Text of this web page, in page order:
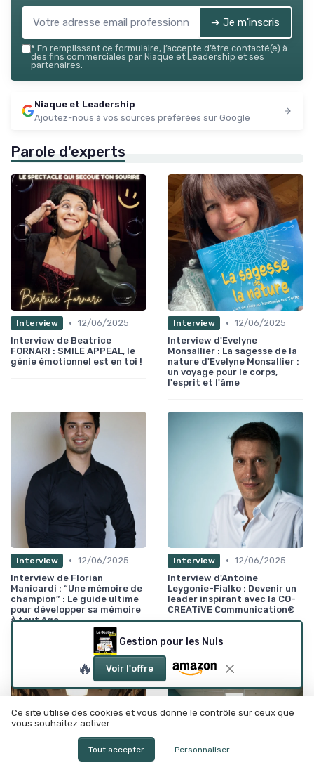
➔ Je m'inscris
* En remplissant ce formulaire, j’accepte d’être contacté(e) à
des fins commerciales par Niaque et Leadership et ses
partenaires.
Niaque et Leadership
Ajoutez-nous à vos sources préférées sur Google
Parole d'experts
Interview • 12/06/2025
Interview de Beatrice
FORNARI : SMILE APPEAL, le
génie émotionnel est en toi !
Interview • 12/06/2025
Interview d'Evelyne
Monsallier : La sagesse de la
nature d'Evelyne Monsallier :
un voyage pour le corps,
l'esprit et l'âme
Interview • 12/06/2025
Interview de Florian
Manicardi : “Une mémoire de
champion” : Le guide ultime
pour développer sa mémoire
à tout âge.
Interview • 12/06/2025
Interview d'Antoine
Leygonie-Fialko : Devenir un
leader inspirant avec la CO-
CREATiVE Communication®
Les plus lus
Gestion pour les Nuls
🔥 Voir l'offre
Ce site utilise des cookies et vous donne le contrôle sur ceux que
vous souhaitez activer
Tout accepter Personnaliser